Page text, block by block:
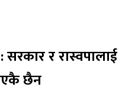
सरकार र रास्वपालाई
छैन